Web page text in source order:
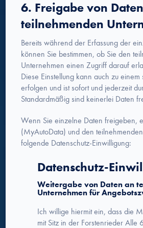
6. Freigabe von
teilnehmenden
Bereits während der Erfassung der
können Sie bestimmen, ob Sie den
Unternehmen einen Zugriff darauf
Diese Einstellung kann auch zu
erfolgen und ist sofort und jederzeit
Standardmäßig sind keinerlei Daten
Wenn Sie einzelne Daten freigeben,
(MyAutoData) und den
folgende Datenschutz-Einwilligung:
Datenschutz-
Weitergabe von Daten an
Unternehmen für
Ich willige hiermit ein, dass die
mit Sitz in der Forstenrieder